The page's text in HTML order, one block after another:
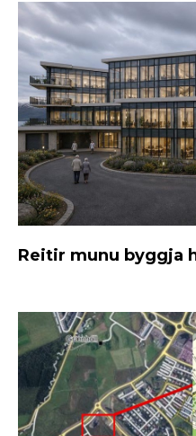
Reitir munu byggja